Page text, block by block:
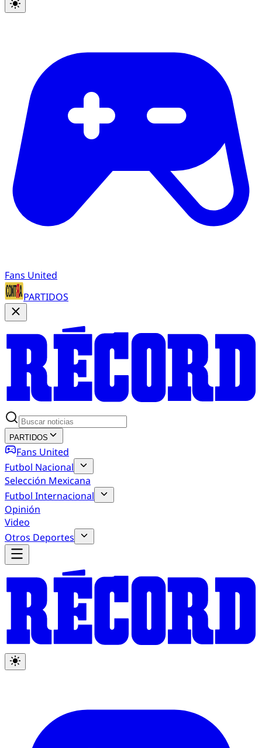
Fans United
PARTIDOS
PARTIDOS
Fans United
Futbol Nacional
Selección Mexicana
Futbol Internacional
Opinión
Video
Otros Deportes